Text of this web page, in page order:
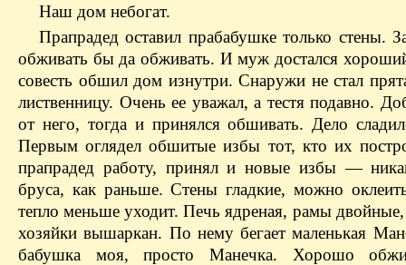
Наш дом небогат.
Прапрадед оставил прабабушке только стены.
обживать бы да обживать. И муж достался
совесть обшил дом изнутри. Снаружи не стал
лиственницу. Очень ее уважал, а тестя подавно.
от него, тогда и принялся обшивать. Дело
Первым оглядел обшитые избы тот, кто их
прапрадед работу, принял и новые избы —
бруса, как раньше. Стены гладкие, можно
тепло меньше уходит. Печь ядреная, рамы
хозяйки вышаркан. По нему бегает маленькая
бабушка моя, просто Манечка. Хорошо